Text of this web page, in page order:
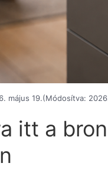
május 19.(Módosítva:
itt a